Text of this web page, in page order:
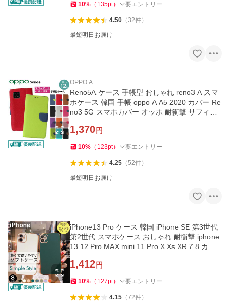
10% （ 135pt） 要エントリー
4.50（32件）
最短明日お届け
OPPO A
Reno5A ケース 手帳型 おしゃれ reno3 A スマ
ホケース 韓国 手帳 oppo A A5 2020 カバー Re
no3 5G スマホカバー オッポ 耐衝撃 サフィア
1,370円
10% （ 123pt） 要エントリー
4.25（52件）
最短明日お届け
iPhone13 Pro ケース 韓国 iPhone SE 第3世代
第2世代 スマホケース おしゃれ 耐衝撃 iphone
13 12 Pro MAX mini 11 Pro X Xs XR 7 8 カバ
1,412円
10% （ 127pt） 要エントリー
4.15（72件）